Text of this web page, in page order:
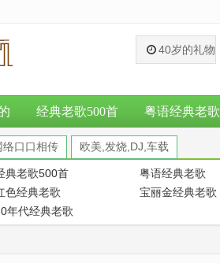
40岁的礼物
经典老歌500首 粤语经典老歌
络口口相传 欧美,发烧,DJ,车载
典老歌500首 粤语经典老歌
色经典老歌 宝丽金经典老歌
年代经典老歌